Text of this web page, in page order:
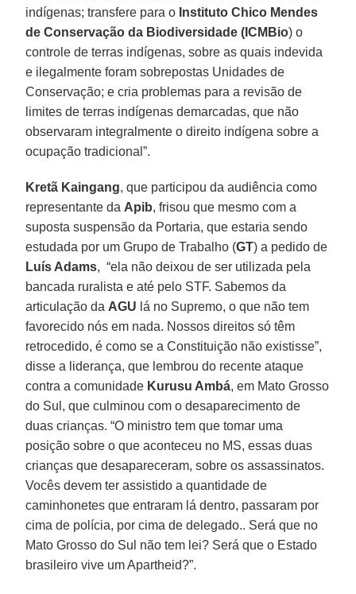
indígenas; transfere para o Instituto Chico Mendes
de Conservação da Biodiversidade (ICMBio) o
controle de terras indígenas, sobre as quais indevida
e ilegalmente foram sobrepostas Unidades de
Conservação; e cria problemas para a revisão de
limites de terras indígenas demarcadas, que não
observaram integralmente o direito indígena sobre a
ocupação tradicional”.
Kretã Kaingang, que participou da audiência como
representante da Apib, frisou que mesmo com a
suposta suspensão da Portaria, que estaria sendo
estudada por um Grupo de Trabalho (GT) a pedido de
Luís Adams, “ela não deixou de ser utilizada pela
bancada ruralista e até pelo STF. Sabemos da
articulação da AGU lá no Supremo, o que não tem
favorecido nós em nada. Nossos direitos só têm
retrocedido, é como se a Constituição não existisse”,
disse a liderança, que lembrou do recente ataque
contra a comunidade Kurusu Ambá, em Mato Grosso
do Sul, que culminou com o desaparecimento de
duas crianças. “O ministro tem que tomar uma
posição sobre o que aconteceu no MS, essas duas
crianças que desapareceram, sobre os assassinatos.
Vocês devem ter assistido a quantidade de
caminhonetes que entraram lá dentro, passaram por
cima de polícia, por cima de delegado.. Será que no
Mato Grosso do Sul não tem lei? Será que o Estado
brasileiro vive um Apartheid?”.